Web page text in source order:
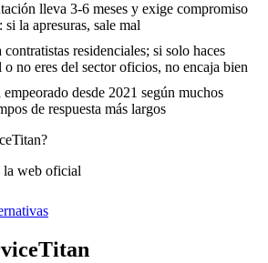
lleva 3-6 meses y exige compromiso
la apresuras, sale mal
contratistas residenciales; si solo haces
no eres del sector oficios, no encaja bien
desde 2021 según muchos
de respuesta más largos
la web oficial